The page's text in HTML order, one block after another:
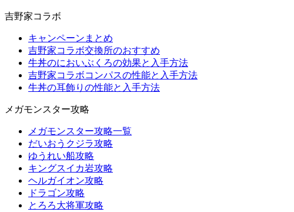
吉野家コラボ
キャンペーンまとめ
吉野家コラボ交換所のおすすめ
牛丼のにおいぶくろの効果と入手方法
吉野家コラボコンパスの性能と入手方法
牛丼の耳飾りの性能と入手方法
メガモンスター攻略
メガモンスター攻略一覧
だいおうクジラ攻略
ゆうれい船攻略
キングスイカ岩攻略
ヘルガイオン攻略
ドラゴン攻略
とろろ大将軍攻略